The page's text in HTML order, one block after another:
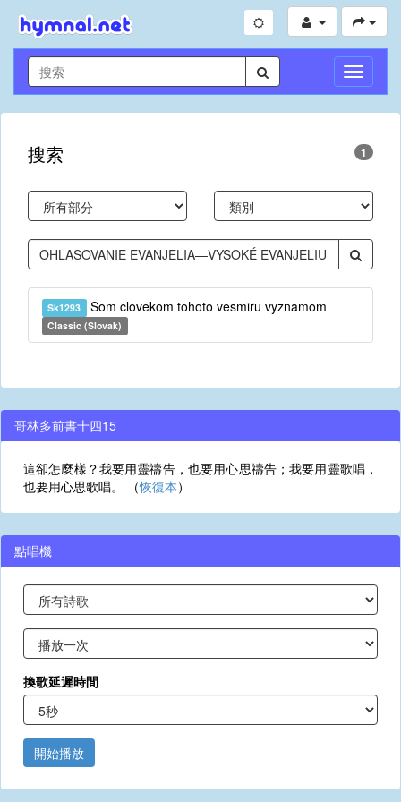
切
換
導
搜索 1
Sk1293 Som clovekom tohoto vesmiru vyznamom
Classic (Slovak)
哥林多前書十四15
這卻怎麼樣？我要用靈禱告，也要用心思禱告；我要用靈歌唱，
也要用心思歌唱。 （恢復本）
點唱機
換歌延遲時間
開始播放